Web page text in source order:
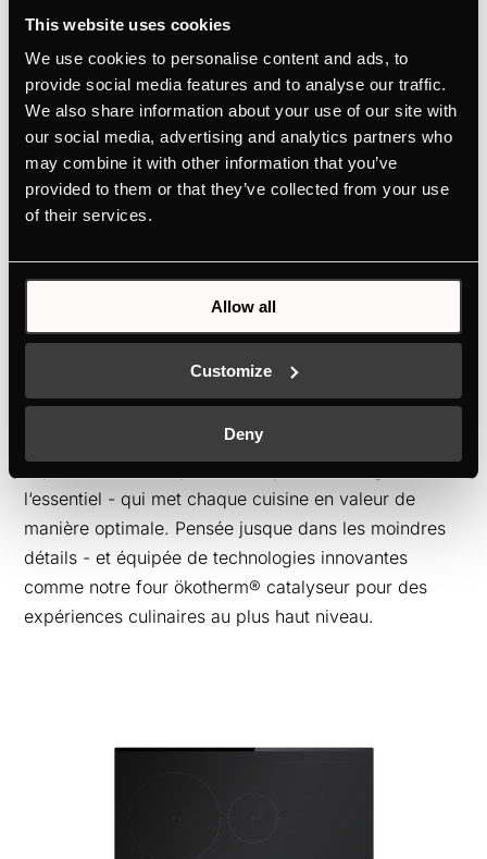
This website uses cookies
We use cookies to personalise content and ads, to
provide social media features and to analyse our traffic.
We also share information about your use of our site with
our social media, advertising and analytics partners who
may combine it with other information that you’ve
provided to them or that they’ve collected from your use
of their services.
Allow all
Customize
Deny
Ligne design MattBlack
Cette série, composée de fours, d‘appareils
compacts, de tables de cuisson à induction, de hottes
l‘essentiel - qui met chaque cuisine en valeur de
manière optimale. Pensée jusque dans les moindres
détails - et équipée de technologies innovantes
comme notre four ökotherm® catalyseur pour des
expériences culinaires au plus haut niveau.